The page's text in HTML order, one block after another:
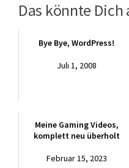
Das könnte
Bye Bye, WordPress!
Juli 1, 2008
Meine Gaming Videos,
komplett neu überholt
Februar 15, 2023